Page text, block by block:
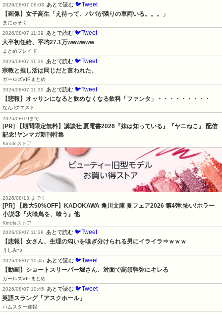
2026/08/07 08:03
あとで読む 🐦Tweet
【画像】女子高生「え待って、パパが隣りの車両いる。。。」
まにゅそく
2026/08/07 11:39
あとで読む 🐦Tweet
大卒初任給、平均27.1万wwwwww
まとめブレイド
2026/08/07 11:39
あとで読む 🐦Tweet
宗教と推し活は同じだと言われた。
ガールズVIPまとめ
2026/08/07 11:39
あとで読む 🐦Tweet
【悲報】オッサンになると飲めなくなる飲料「ファンタ」・・・・・・・・・
なんJクエスト
2026/08/19まで
[PR] 【期間限定無料】講談社 夏電書2026『妹は知っている』『ヤニねこ』 配信
記念!ヤンマガ新刊特集
Kindleストア
2026/08/13 まで！
[PR] 【最大50%OFF】KADOKAWA 角川文庫 夏フェア2026 第4弾:怖い!ホラー
小説③『火喰鳥を、喰う』他
Kindleストア
2026/08/07 11:39
あとで読む 🐦Tweet
【悲報】女さん、生理の匂いを嗅ぎ分けられる男にイライラ⇒ｗｗｗ
うしみつ
2026/08/07 10:45
あとで読む 🐦Tweet
【動画】ショートスリーパー堀さん、対面で高須幹弥にキレる
ガールズVIPまとめ
2026/08/07 10:45
あとで読む 🐦Tweet
英語スラング「アスクホール」
ハムスター速報